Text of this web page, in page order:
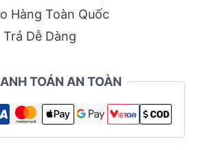
Hàng Toàn Quốc
Dễ Dàng
TOÁN AN TOÀN